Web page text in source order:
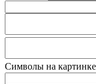
Символы на картинке